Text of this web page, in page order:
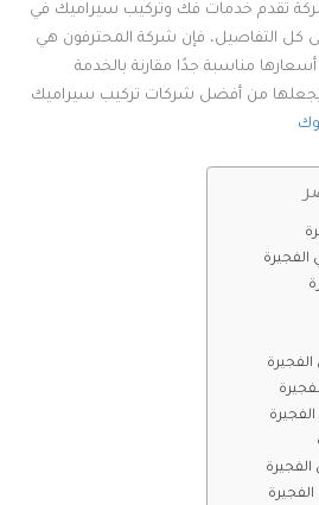
تقدم خدمات فك وتركيب سيراميك في
كل التفاصيل، فإن شركة المحترفون هي
مناسبة جدًا مقارنة بالخدمة
يجعلها من أفضل شركات تركيب سيراميك